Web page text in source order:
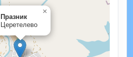
Празник
Церетелево
×